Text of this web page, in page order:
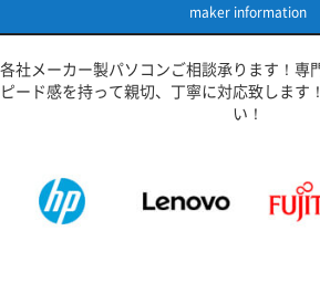
maker information
各社メーカー製パソコンご相談承ります！専
ピード感を持って親切、丁寧に対応致します
い！